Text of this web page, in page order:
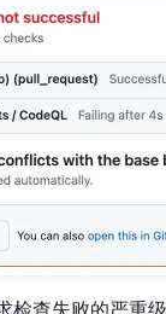
检查失败的严重